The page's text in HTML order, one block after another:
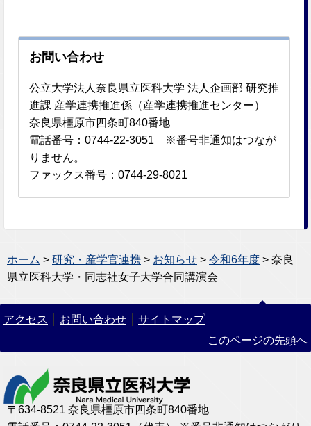
お問い合わせ
公立大学法人奈良県立医科大学 法人企画部 研究推
進課 産学連携推進係（産学連携推進センター）
奈良県橿原市四条町840番地
電話番号：0744-22-3051 ※番号非通知はつなが
りません。
ファックス番号：0744-29-8021
ホーム > 研究・産学官連携 > お知らせ > 令和6年度 > 奈良
県立医科大学・同志社女子大学合同講演会
アクセス お問い合わせ
サイトマップ
このページの先頭へ
〒634-8521 奈良県橿原市四条町840番地